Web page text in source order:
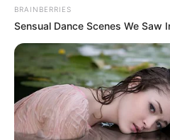
взялися
якого люди
воду: що
СЕР 7, 2026
ГАРЯЧI ПОДІЇ
BRAINBERRIES
Sensual Dance Scenes We Saw